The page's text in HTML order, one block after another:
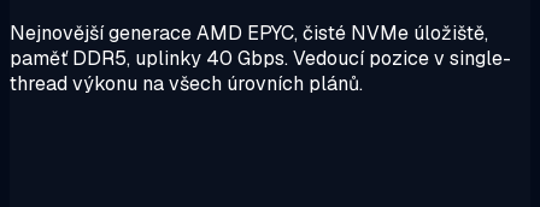
Nejnovější generace AMD EPYC, čisté NVMe úložiště,
paměť DDR5, uplinky 40 Gbps. Vedoucí pozice v single-
thread výkonu na všech úrovních plánů.